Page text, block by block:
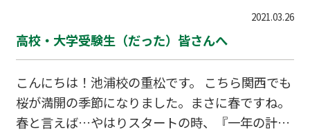
す。“楽しいことがあると苦しいことがある”とい
う意味です。私はこれらの言葉を勝手にこう解釈
しています。「今苦労して、後に楽になる。今楽
に「今日のテストはどうだった？」と訊いたとこ
ろ…、『結果は”ぴえん”！ 思っていたより、問題
が多くて難しかった…”メンブレ”なう』…という
返答で？？？私の方は分かったふりをして「メン
ブレ？か、次、挽回しようね！」と言ってはみた
ものの？？？、後で講師の先生（大学生）に教え
2021.03.26
高校・大学受験生（だった）皆さんへ
こんにちは！池浦校の重松です。 こちら関西でも
桜が満開の季節になりました。まさに春ですね。
春と言えば…やはりスタートの時、『一年の計は